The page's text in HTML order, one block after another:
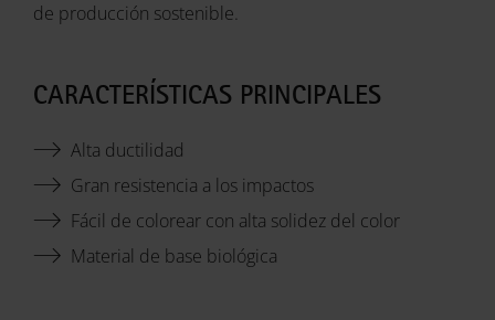
de producción sostenible.
CARACTERÍSTICAS PRINCIPALES
Alta ductilidad
Gran resistencia a los impactos
Fácil de colorear con alta solidez del color
Material de base biológica